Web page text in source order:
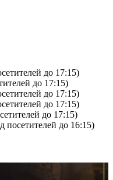
до 17:15)
до 17:15)
до 17:15)
до 17:15)
до 17:15)
посетителей до 16:15)